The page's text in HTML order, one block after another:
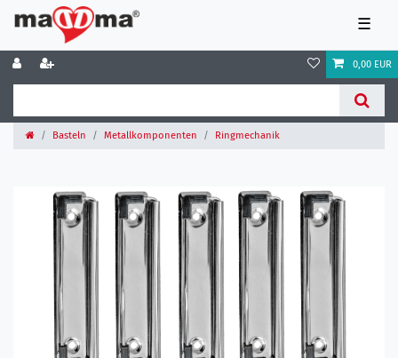
☰
0,00 EUR
Basteln Metallkomponenten Ringmechanik